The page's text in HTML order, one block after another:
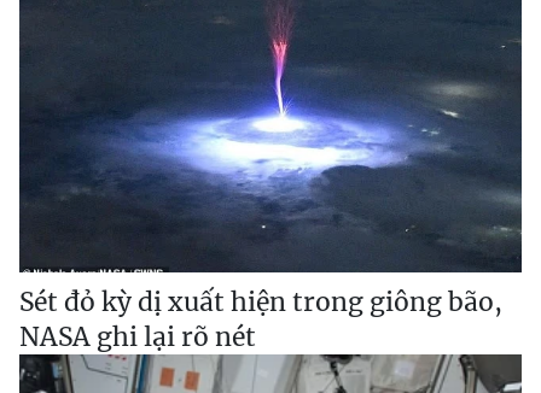
Sét đỏ kỳ dị xuất hiện trong giông bão,
NASA ghi lại rõ nét